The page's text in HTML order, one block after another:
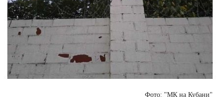
Фото: "МК на Кубани"